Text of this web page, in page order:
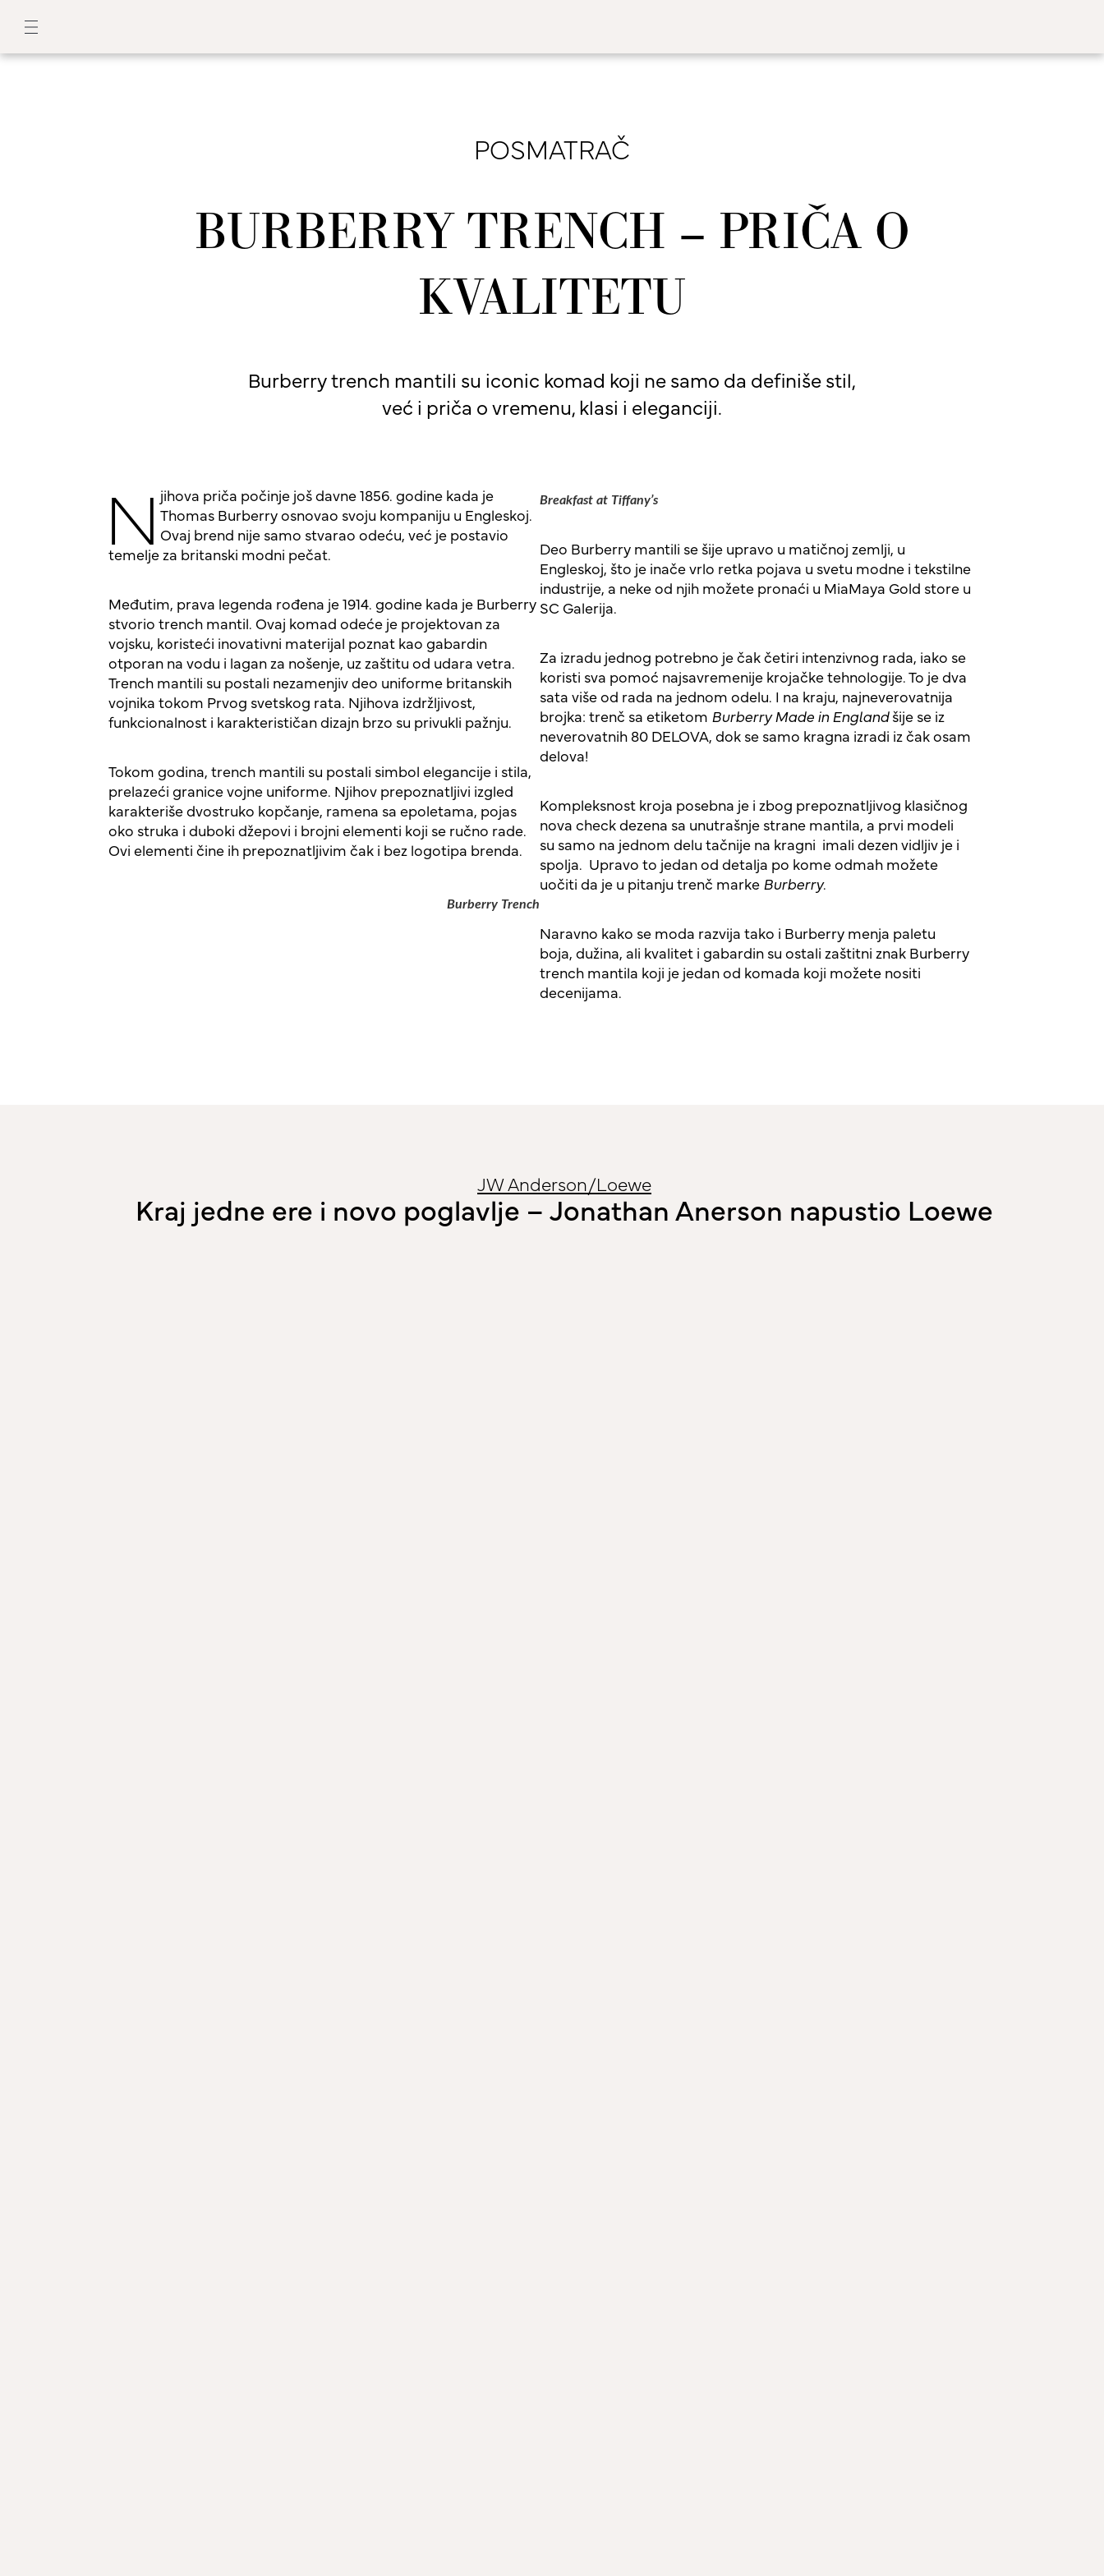
POSMATRAČ
BURBERRY TRENCH – PRIČA O
KVALITETU
Burberry trench mantili su iconic komad koji ne samo da definiše stil,
već i priča o vremenu, klasi i eleganciji.
Njihova priča počinje još davne 1856. godine kada je
Thomas Burberry osnovao svoju kompaniju u Engleskoj.
Ovaj brend nije samo stvarao odeću, već je postavio
temelje za britanski modni pečat.
Međutim, prava legenda rođena je 1914. godine kada je Burberry
stvorio trench mantil. Ovaj komad odeće je projektovan za
vojsku, koristeći inovativni materijal poznat kao gabardin
otporan na vodu i lagan za nošenje, uz zaštitu od udara vetra.
Trench mantili su postali nezamenjiv deo uniforme britanskih
vojnika tokom Prvog svetskog rata. Njihova izdržljivost,
funkcionalnost i karakterističan dizajn brzo su privukli pažnju.
Tokom godina, trench mantili su postali simbol elegancije i stila,
prelazeći granice vojne uniforme. Njihov prepoznatljivi izgled
karakteriše dvostruko kopčanje, ramena sa epoletama, pojas
oko struka i duboki džepovi i brojni elementi koji se ručno rade.
Ovi elementi čine ih prepoznatljivim čak i bez logotipa brenda.
Burberry Trench
Breakfast at Tiffany’s
Deo Burberry mantili se šije upravo u matičnoj zemlji, u
Engleskoj, što je inače vrlo retka pojava u svetu modne i tekstilne
industrije, a neke od njih možete pronaći u MiaMaya Gold store u
SC Galerija.
Za izradu jednog potrebno je čak četiri intenzivnog rada, iako se
koristi sva pomoć najsavremenije krojačke tehnologije. To je dva
sata više od rada na jednom odelu. I na kraju, najneverovatnija
brojka: trenč sa etiketom Burberry Made in Englandšije se iz
neverovatnih 80 DELOVA, dok se samo kragna izradi iz čak osam
delova!
Kompleksnost kroja posebna je i zbog prepoznatljivog klasičnog
nova check dezena sa unutrašnje strane mantila, a prvi modeli
su samo na jednom delu tačnije na kragni imali dezen vidljiv je i
spolja. Upravo to jedan od detalja po kome odmah možete
uočiti da je u pitanju trenč marke Burberry.
Naravno kako se moda razvija tako i Burberry menja paletu
boja, dužina, ali kvalitet i gabardin su ostali zaštitni znak Burberry
trench mantila koji je jedan od komada koji možete nositi
decenijama.
JW Anderson/Loewe
Kraj jedne ere i novo poglavlje – Jonathan Anerson napustio Loewe